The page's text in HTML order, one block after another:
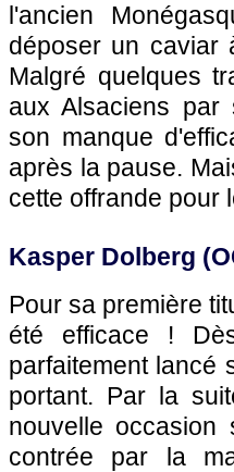
l'ancien
déposer un caviar
Malgré quelques
aux Alsaciens par
son manque
après la pause.
cette offrande pour
Kasper Dolberg
Pour sa première
été efficace !
parfaitement lancé
portant. Par la
nouvelle
contrée par la